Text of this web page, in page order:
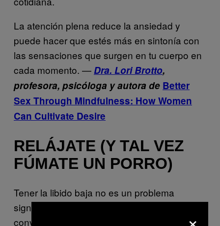
La atención plena reduce la ansiedad y
puede hacer que estés más en sintonía con
las sensaciones que surgen en tu cuerpo en
cada momento. —Dra. Lori Brotto,
profesora, psicóloga y autora de Better
Sex Through Mindfulness: How Women
Can Cultivate Desire
RELÁJATE (Y TAL VEZ
FÚMATE UN PORRO)
Tener la libido baja no es un problema
significativo. La única forma de que se
convierta en un problema es cuando tu libido